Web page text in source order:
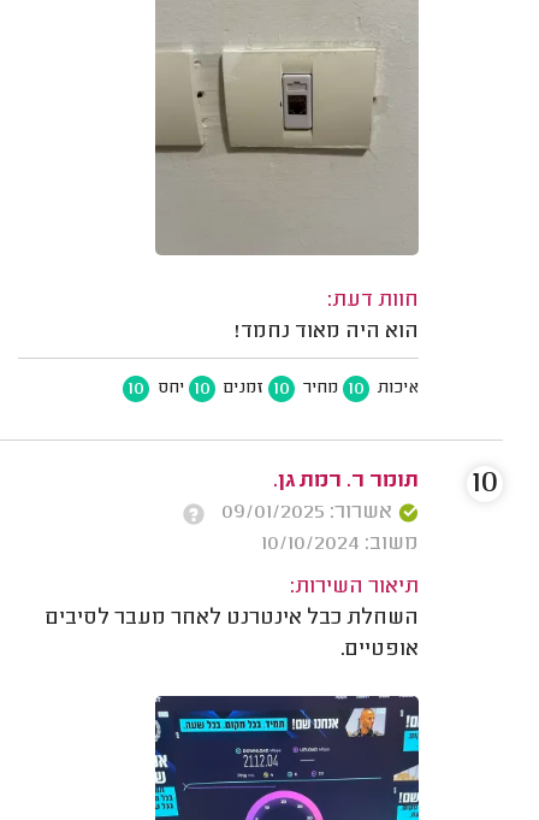
חוות דעת:
הוא היה מאוד נחמד!
איכות 10 מחיר 10 זמנים 10 יחס 10
תומר ר. רמת גן.
אשרור: 09/01/2025
משוב: 10/10/2024
תיאור השירות:
השחלת כבל אינטרנט לאחר מעבר לסיבים
אופטיים.
10